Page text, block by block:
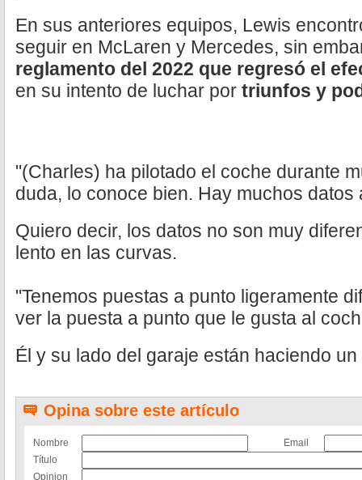
En sus anteriores equipos, Lewis
seguir en McLaren y Mercedes, sin
reglamento del 2022 que regresó el
en su intento de luchar por triunfos y
"(Charles) ha pilotado el coche durante
duda, lo conoce bien. Hay muchos datos
Quiero decir, los datos no son muy
lento en las curvas.
"Tenemos puestas a punto ligeramente
ver la puesta a punto que le gusta al
Él y su lado del garaje están haciendo
Opina sobre este artículo
Nombre
Email
Título
Opinion